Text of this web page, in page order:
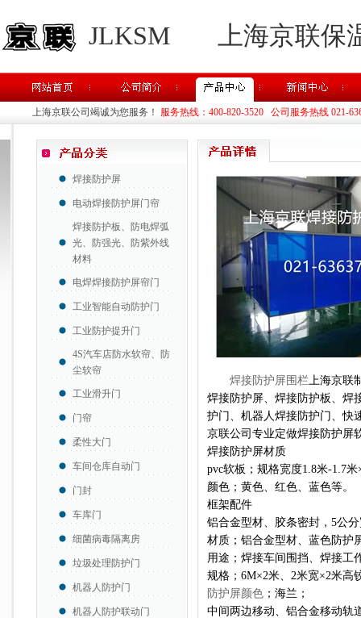
JLKSM 上海京联
上海京联公司竭诚为您服务！ 服务热线：400-820-3520 公司服务热线 021-
焊接防护屏
电动焊接防护屏门帘
焊接防护板、防电焊弧
光、防强光、防紫外线
材料
电焊焊接防护屏帘门
工业智能自动防护门
工业防护提升门
4S汽车店防水软帘、防
尘软帘
工业滑升门
门帘
柔性大门
车间仓库自动门
门封
车库门
细菌病毒隔离房
垃圾处理防护门
机器人防护门
机器人防护联动门
焊接防护屏围栏上海京联
焊接防护屏、焊接防护板、焊
护门、机器人焊接防护门、快
京联公司专业定做焊接防护屏
焊接防护屏材质
pvc软板；规格宽度1.8米-1.7
颜色；黄色、红色、蓝色等。
框架配件
铝合金型材、胶条密封，5公
材质；铝合金型材、蓝色防护
用途；焊接车间围挡、焊接工
规格；6M×2米、2米宽×2米高
防护屏颜色 ；海兰；
中间两边移动、铝合金移动轨